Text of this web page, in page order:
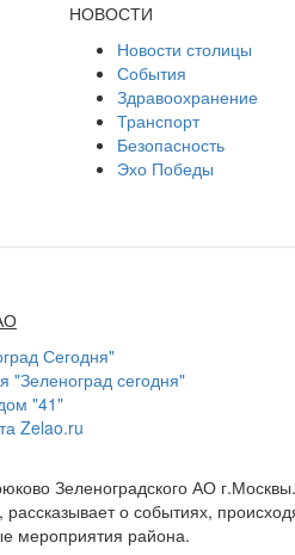
НОВОСТИ
Новости столицы
События
Здравоохранение
Транспорт
Безопасность
Эхо Победы
Сегодня"
"Зеленоград сегодня"
"41"
Zelao.ru
Зеленоградского АО
о событиях,
мероприятия района.